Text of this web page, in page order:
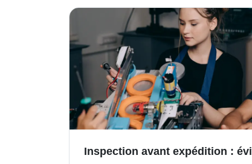
Inspection avant expédition :